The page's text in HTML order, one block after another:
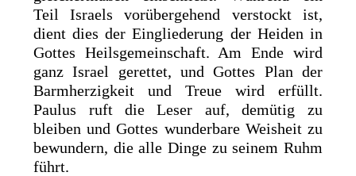
Teil Israels vorübergehend verstockt ist,
dient dies der Eingliederung der Heiden in
Gottes Heilsgemeinschaft. Am Ende wird
ganz Israel gerettet, und Gottes Plan der
Barmherzigkeit und Treue wird erfüllt.
Paulus ruft die Leser auf, demütig zu
bleiben und Gottes wunderbare Weisheit zu
bewundern, die alle Dinge zu seinem Ruhm
führt.